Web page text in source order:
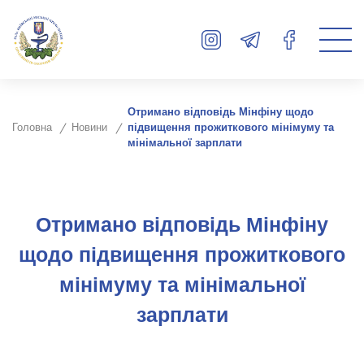
Головна Новини
Отримано відповідь Мінфіну щодо
підвищення прожиткового мінімуму та
мінімальної зарплати
Отримано відповідь Мінфіну
щодо підвищення прожиткового
мінімуму та мінімальної
зарплати